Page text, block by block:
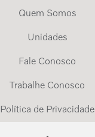
Quem Somos
Unidades
Fale Conosco
Trabalhe Conosco
Política de Privacidade